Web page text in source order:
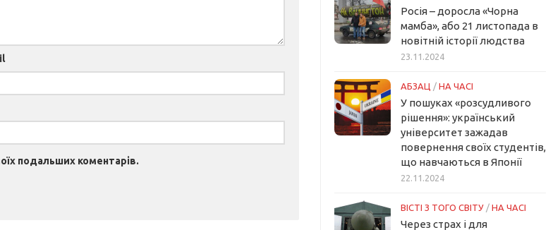
подальших коментарів.
Росія – доросла «Чорна
мамба», або 21 листопада в
новітній історії людства
23.11.2024
АБЗАЦ / НА ЧАСІ
У пошуках «розсудливого
рішення»: український
університет зажадав
повернення своїх студентів,
що навчаються в Японії
22.11.2024
ВІСТІ З ТОГО СВІТУ / НА ЧАСІ
Через страх і для